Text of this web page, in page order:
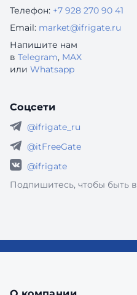
Телефон: +7 928 270 90 41
Email: market@ifrigate.ru
Напишите нам
в Telegram, MAX
или Whatsapp
Соцсети
@ifrigate_ru
@itFreeGate
@ifrigate
Подпишитесь, чтобы быть